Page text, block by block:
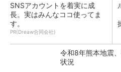
SNSアカウントを着実に成
長。実はみんなココ使ってま
す。
PR(Dreaw合同会社)
令和8年熊本地震
状況